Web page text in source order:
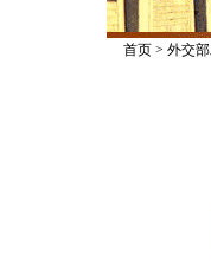
首页> 外交